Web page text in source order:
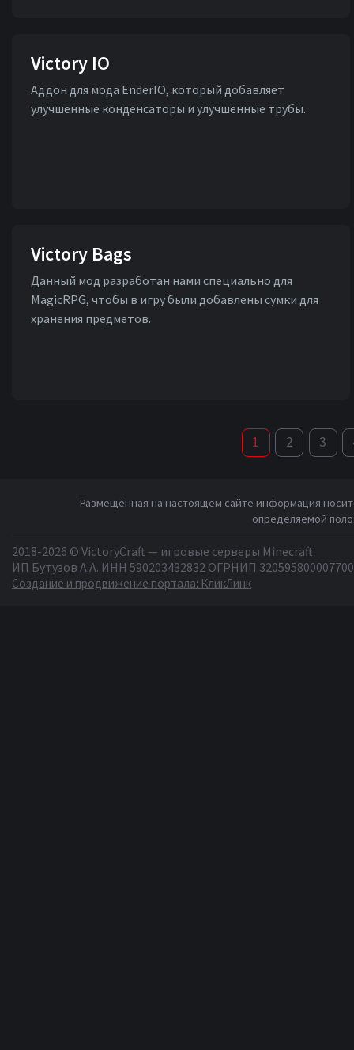
Victory IO
Аддон для мода EnderIO, который добавляет
улучшенные конденсаторы и улучшенные трубы.
Victory Bags
Данный мод разработан нами специально для
MagicRPG, чтобы в игру были добавлены сумки для
хранения предметов.
1 2 3
Размещённая на настоящем сайте информация
определяемой
2018-2026 © VictoryCraft — игровые серверы Minecraft
ИП Бутузов А.А. ИНН 590203432832 ОГРНИП 320595800007700
Создание и продвижение портала: КликЛинк